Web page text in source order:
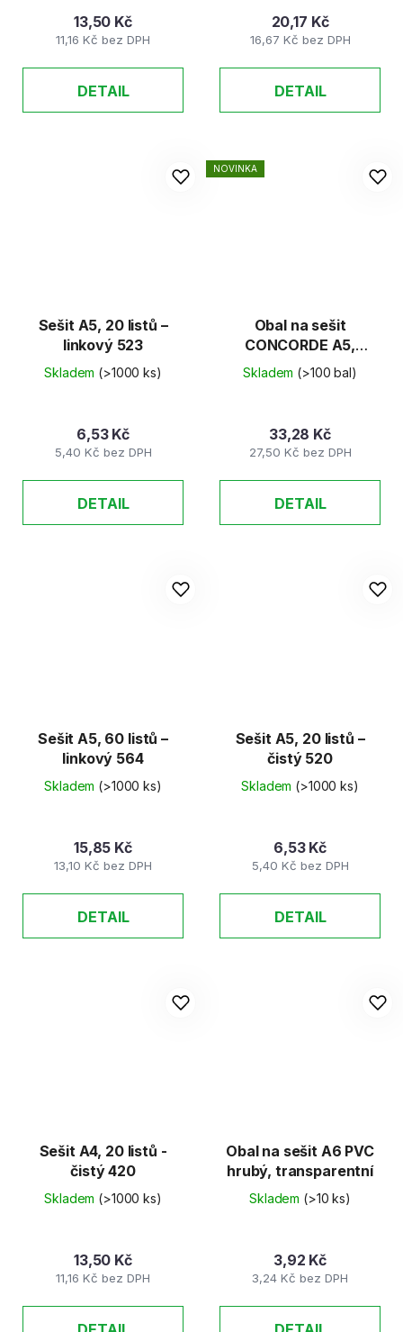
11,16 Kč bez DPH
13,50 Kč
DETAIL
16,67 Kč bez DPH
20,17 Kč
DETAIL
Sešit A5, 20 listů –
linkový 523
Skladem (>1000 ks)
5,40 Kč bez DPH
6,53 Kč
DETAIL
NOVINKA
Obal na sešit
CONCORDE A5,
110mic, 10ks/bal
Skladem (>100 bal)
27,50 Kč bez DPH
33,28 Kč
DETAIL
Sešit A5, 60 listů –
linkový 564
Skladem (>1000 ks)
13,10 Kč bez DPH
15,85 Kč
DETAIL
Sešit A5, 20 listů –
čistý 520
Skladem (>1000 ks)
5,40 Kč bez DPH
6,53 Kč
DETAIL
Sešit A4, 20 listů -
čistý 420
Skladem (>1000 ks)
11,16 Kč bez DPH
13,50 Kč
Obal na sešit A6 PVC
hrubý, transparentní
Skladem (>10 ks)
3,24 Kč bez DPH
3,92 Kč